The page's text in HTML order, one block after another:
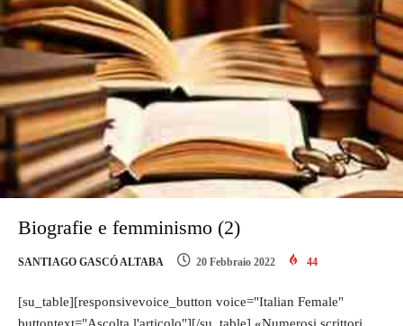
Biografie e femminismo (2)
SANTIAGO GASCÓ ALTABA 20 Febbraio 2022 44
[su_table][responsivevoice_button voice="Italian Female"